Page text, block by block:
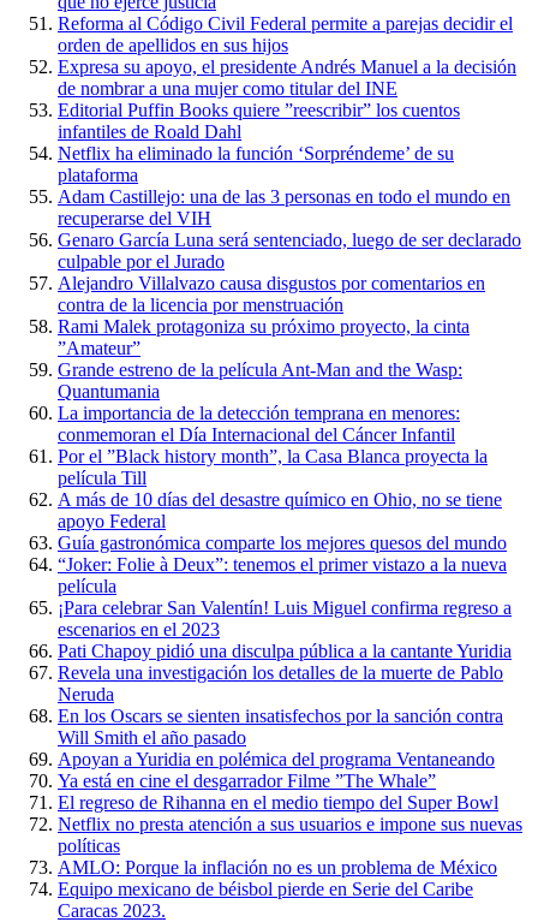
Reforma al Código Civil Federal permite a parejas decidir el
orden de apellidos en sus hijos
Expresa su apoyo, el presidente Andrés Manuel a la decisión
de nombrar a una mujer como titular del INE
Editorial Puffin Books quiere ”reescribir” los cuentos
infantiles de Roald Dahl
Netflix ha eliminado la función ‘Sorpréndeme’ de su
plataforma
Adam Castillejo: una de las 3 personas en todo el mundo en
recuperarse del VIH
Genaro García Luna será sentenciado, luego de ser declarado
culpable por el Jurado
Alejandro Villalvazo causa disgustos por comentarios en
contra de la licencia por menstruación
Rami Malek protagoniza su próximo proyecto, la cinta
”Amateur”
Grande estreno de la película Ant-Man and the Wasp:
Quantumania
La importancia de la detección temprana en menores:
conmemoran el Día Internacional del Cáncer Infantil
Por el ”Black history month”, la Casa Blanca proyecta la
película Till
A más de 10 días del desastre químico en Ohio, no se tiene
apoyo Federal
Guía gastronómica comparte los mejores quesos del mundo
“Joker: Folie à Deux”: tenemos el primer vistazo a la nueva
película
¡Para celebrar San Valentín! Luis Miguel confirma regreso a
escenarios en el 2023
Pati Chapoy pidió una disculpa pública a la cantante Yuridia
Revela una investigación los detalles de la muerte de Pablo
Neruda
En los Oscars se sienten insatisfechos por la sanción contra
Will Smith el año pasado
Apoyan a Yuridia en polémica del programa Ventaneando
Ya está en cine el desgarrador Filme ”The Whale”
El regreso de Rihanna en el medio tiempo del Super Bowl
Netflix no presta atención a sus usuarios e impone sus nuevas
políticas
AMLO: Porque la inflación no es un problema de México
Equipo mexicano de béisbol pierde en Serie del Caribe
Caracas 2023.